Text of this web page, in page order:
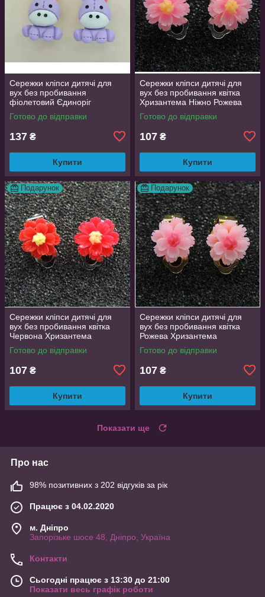
Сережки кліпси дитячі для
вух без пробивання
фіолетовий Єдиноріг
Готово до відправки
137 ₴
Купити
Сережки кліпси дитячі для
вух без пробивання квітка
Хризантема Ніжно Рожева
Готово до відправки
107 ₴
Купити
Подарунок
Сережки кліпси дитячі для
вух без пробивання квітка
Червона Хризантема
Готово до відправки
107 ₴
Купити
Подарунок
Сережки кліпси дитячі для
вух без пробивання квітка
Рожева Хризантема
Готово до відправки
107 ₴
Купити
Показати ще
Про нас
98% позитивних з 202 відгуків за рік
Працює з 04.02.2020
м. Дніпро
Запорізьке шосе 48, Дніпро, Україна
Контакти
Сьогодні працює з 13:30 до 21:00
Показати весь графік роботи